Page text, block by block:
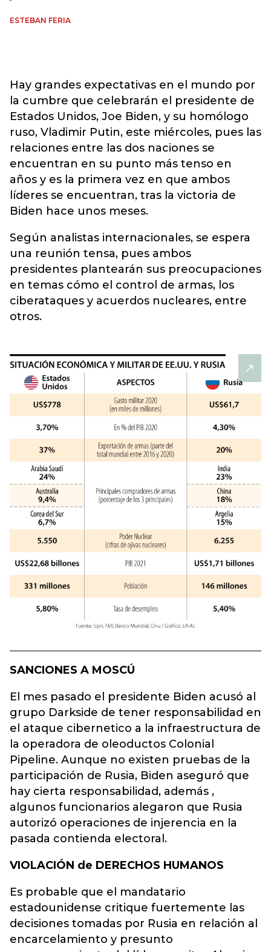
ESTEBAN FERIA
Hay grandes expectativas en el mundo por
la cumbre que celebrarán el presidente de
Estados Unidos, Joe Biden, y su homólogo
ruso, Vladimir Putin, este miércoles, pues las
relaciones entre las dos naciones se
encuentran en su punto más tenso en
años y es la primera vez en que ambos
líderes se encuentran, tras la victoria de
Biden hace unos meses.
Según analistas internacionales, se espera
una reunión tensa, pues ambos
presidentes plantearán sus preocupaciones
en temas cómo el control de armas, los
ciberataques y acuerdos nucleares, entre
otros.
SANCIONES A MOSCÚ
El mes pasado el presidente Biden acusó al
grupo Darkside de tener responsabilidad en
el ataque cibernetico a la infraestructura de
la operadora de oleoductos Colonial
Pipeline. Aunque no existen pruebas de la
participación de Rusia, Biden aseguró que
hay cierta responsabilidad, además ,
algunos funcionarios alegaron que Rusia
autorizó operaciones de injerencia en la
pasada contienda electoral.
VIOLACIÓN de DERECHOS HUMANOS
Es probable que el mandatario
estadounidense critique fuertemente las
decisiones tomadas por Rusia en relación al
encarcelamiento y presunto